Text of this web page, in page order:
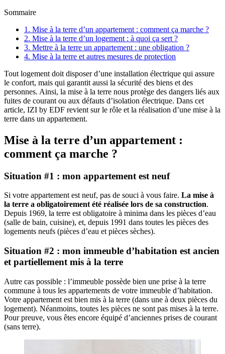
Sommaire
1. Mise à la terre d’un appartement : comment ça marche ?
2. Mise à la terre d’un logement : à quoi ça sert ?
3. Mettre à la terre un appartement : une obligation ?
4. Mise à la terre et autres mesures de protection
Tout logement doit disposer d’une installation électrique qui assure
le confort, mais qui garantit aussi la sécurité des biens et des
personnes. Ainsi, la mise à la terre nous protège des dangers liés aux
fuites de courant ou aux défauts d’isolation électrique. Dans cet
article, IZI by EDF revient sur le rôle et la réalisation d’une mise à la
terre dans un appartement.
Mise à la terre d’un appartement :
comment ça marche ?
Situation #1 : mon appartement est neuf
Si votre appartement est neuf, pas de souci à vous faire. La mise à
la terre a obligatoirement été réalisée lors de sa construction.
Depuis 1969, la terre est obligatoire à minima dans les pièces d’eau
(salle de bain, cuisine), et, depuis 1991 dans toutes les pièces des
logements neufs (pièces d’eau et pièces sèches).
Situation #2 : mon immeuble d’habitation est ancien
et partiellement mis à la terre
Autre cas possible : l’immeuble possède bien une prise à la terre
commune à tous les appartements de votre immeuble d’habitation.
Votre appartement est bien mis à la terre (dans une à deux pièces du
logement). Néanmoins, toutes les pièces ne sont pas mises à la terre.
Pour preuve, vous êtes encore équipé d’anciennes prises de courant
(sans terre).